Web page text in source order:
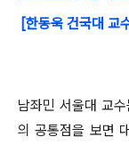
[한동욱 건국대 교
남좌민 서울대 교
의 공통점을 보면